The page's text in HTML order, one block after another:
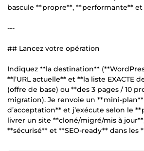
bascule **propre**, **performante** et
---
## Lancez votre opération
Indiquez **la destination**
**l’URL actuelle** et **la liste EXACTE
(offre de base) ou **des 3 pages / 10
migration). Je renvoie un **mini-
d’acceptation** et j’exécute selon le
livrer un site **cloné/migré/mis à
**sécurisé** et **SEO-ready** dans les